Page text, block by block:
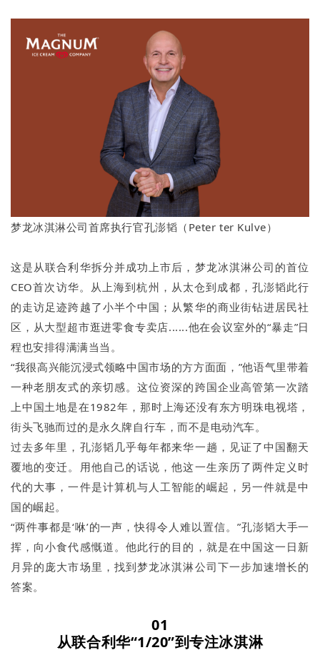
梦龙冰淇淋公司首席执行官孔澎韬（Peter ter Kulve）
这是从联合利华拆分并成功上市后，梦龙冰淇淋公司的首位
CEO首次访华。从上海到杭州，从太仓到成都，孔澎韬此行
的走访足迹跨越了小半个中国；从繁华的商业街钻进居民社
区，从大型超市逛进零食专卖店......他在会议室外的“暴走”日
程也安排得满满当当。
“我很高兴能沉浸式领略中国市场的方方面面，”他语气里带着
一种老朋友式的亲切感。这位资深的跨国企业高管第一次踏
上中国土地是在1982年，那时上海还没有东方明珠电视塔，
街头飞驰而过的是永久牌自行车，而不是电动汽车。
过去多年里，孔澎韬几乎每年都来华一趟，见证了中国翻天
覆地的变迁。用他自己的话说，他这一生亲历了两件定义时
代的大事，一件是计算机与人工智能的崛起，另一件就是中
国的崛起。
“两件事都是‘咻’的一声，快得令人难以置信。”孔澎韬大手一
挥，向小食代感慨道。他此行的目的，就是在中国这一日新
月异的庞大市场里，找到梦龙冰淇淋公司下一步加速增长的
答案。
01
从联合利华“1/20”到专注冰淇淋